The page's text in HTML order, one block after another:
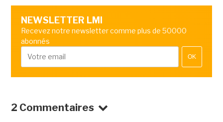
NEWSLETTER LMI
Recevez notre newsletter comme plus de 50000
abonnés
OK
2 Commentaires